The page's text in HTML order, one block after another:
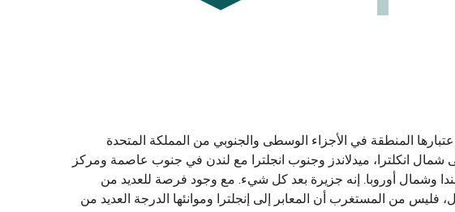
المنطقة في الأجزاء الوسطى والجنوبي من المملكة المتحدة
شمال انكلترا، ميدلاندز وجنوب انجلترا مع لندن في جنوب عاصمة ومركز
وشمال أوروبا. إنه جزيرة بعد كل شيء. مع وجود فرصة للعديد من
فليس من المستغرب أن المعابر إلى إنجلترا وموانئها الدرجة العديد من